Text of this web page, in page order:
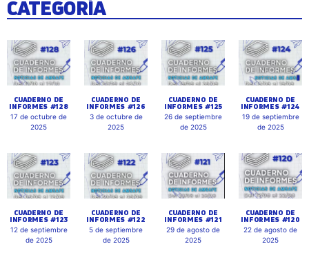
CATEGORÍA
CUADERNO DE
INFORMES #128
17 de octubre de
2025
CUADERNO DE
INFORMES #126
3 de octubre de
2025
CUADERNO DE
INFORMES #125
26 de septiembre
de 2025
CUADERNO DE
INFORMES #124
19 de septiembre
de 2025
CUADERNO DE
INFORMES #123
12 de septiembre
de 2025
CUADERNO DE
INFORMES #122
5 de septiembre
de 2025
CUADERNO DE
INFORMES #121
29 de agosto de
2025
CUADERNO DE
INFORMES #120
22 de agosto de
2025